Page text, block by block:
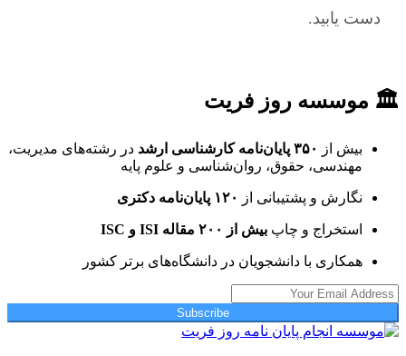
دست یابید.
🏛 موسسه روز فریت
بیش از ۳۵۰ پایان‌نامه کارشناسی ارشد
در رشته‌های مدیریت،
مهندسی، حقوق، روان‌شناسی و علوم پایه
نگارش و پشتیبانی از ۱۲۰ پایان‌نامه دکتری
استخراج و چاپ بیش از ۲۰۰ مقاله ISI و ISC
همکاری با دانشجویان در دانشگاه‌های برتر کشور
Subscribe